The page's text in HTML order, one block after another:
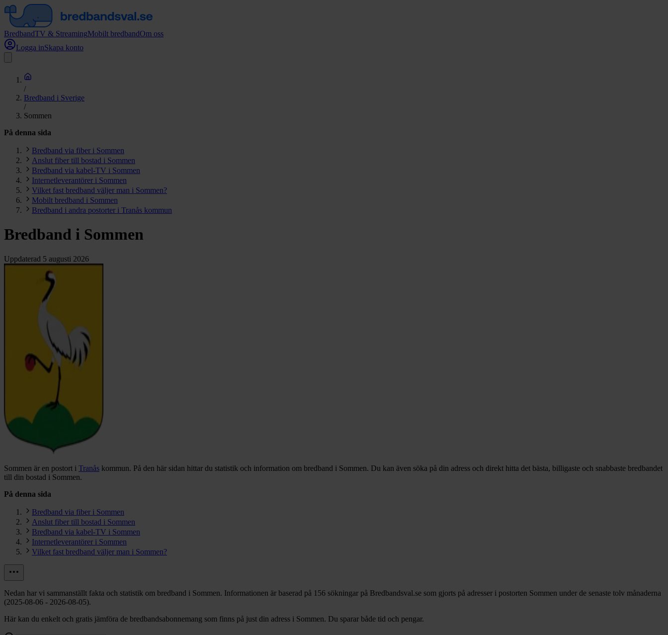
BredbandTV & StreamingMobilt bredbandOm oss
Logga inSkapa konto
/
Bredband i Sverige
/
Sommen
På denna sida
Bredband via fiber i Sommen
Anslut fiber till bostad i Sommen
Bredband via kabel-TV i Sommen
Internetleverantörer i Sommen
Vilket fast bredband väljer man i Sommen?
Mobilt bredband i Sommen
Bredband i andra postorter i Tranås kommun
Bredband i Sommen
Uppdaterad 5 augusti 2026
Sommen är en postort i Tranås kommun. På den här sidan hittar du statistik och information om bredband i Sommen. Du kan även söka på din adress och direkt hitta det bästa, billigaste och snabbaste bredbandet
till din bostad i Sommen.
På denna sida
Bredband via fiber i Sommen
Anslut fiber till bostad i Sommen
Bredband via kabel-TV i Sommen
Internetleverantörer i Sommen
Vilket fast bredband väljer man i Sommen?
Nedan har vi sammanställt fakta och statistik om bredband i Sommen. Informationen är baserad på 156 sökningar på Bredbandsval.se som gjorts på adresser i postorten Sommen under de senaste tolv månaderna
(2025-08-06 - 2026-08-05).
Här kan du enkelt och gratis jämföra de bredbandsabonnemang som finns på just din adress i Sommen. Du sparar både tid och pengar.